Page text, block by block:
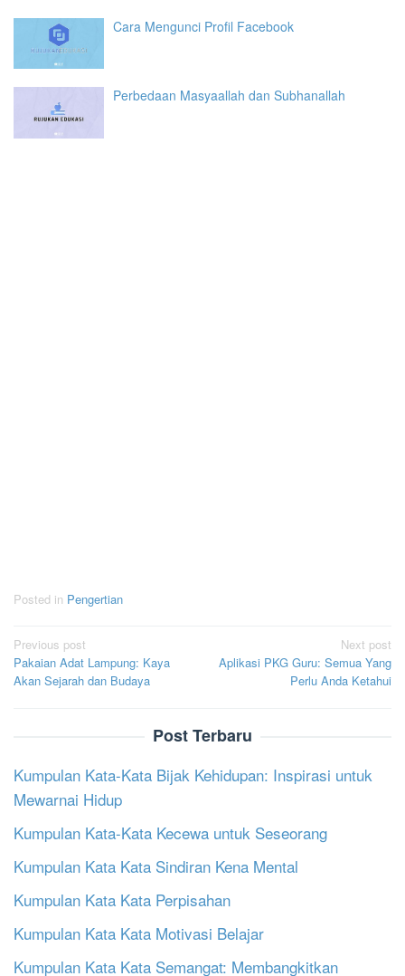
Cara Mengunci Profil Facebook
Perbedaan Masyaallah dan Subhanallah
Posted in Pengertian
Post
navigation
Previous post
Pakaian Adat Lampung: Kaya
Akan Sejarah dan Budaya
Next post
Aplikasi PKG Guru: Semua Yang
Perlu Anda Ketahui
Post Terbaru
Kumpulan Kata-Kata Bijak Kehidupan: Inspirasi untuk
Mewarnai Hidup
Kumpulan Kata-Kata Kecewa untuk Seseorang
Kumpulan Kata Kata Sindiran Kena Mental
Kumpulan Kata Kata Perpisahan
Kumpulan Kata Kata Motivasi Belajar
Kumpulan Kata Kata Semangat: Membangkitkan